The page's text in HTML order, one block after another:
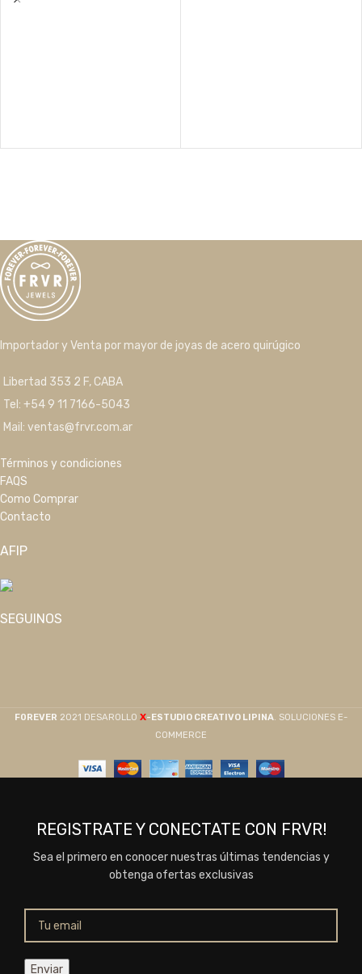
Importador y Venta por mayor de joyas de acero quirúgico
Libertad 353 2 F, CABA
Tel: +54 9 11 7166-5043
Mail: ventas@frvr.com.ar
Términos y condiciones
FAQS
Como Comprar
Contacto
AFIP
SEGUINOS
F0REVER 2021 DESAROLLO X-ESTUDIO CREATIVO LIPINA. SOLUCIONES E-
COMMERCE
REGISTRATE Y CONECTATE CON FRVR!
Sea el primero en conocer nuestras últimas tendencias y
obtenga ofertas exclusivas